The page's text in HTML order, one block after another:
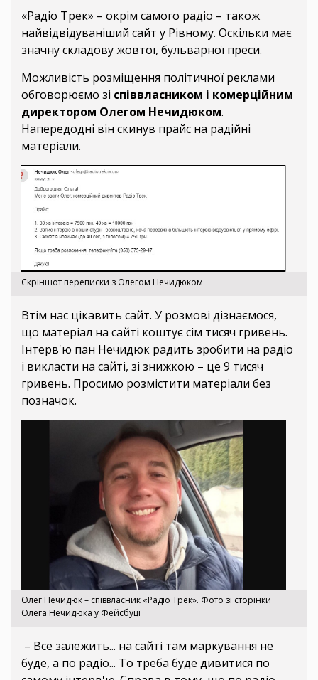
«Радіо Трек» – окрім самого радіо – також
найвідвідуваніший сайт у Рівному. Оскільки має
значну складову жовтої, бульварної преси.
Можливість розміщення політичної реклами
обговорюємо зі співвласником і комерційним
директором Олегом Нечидюком.
Напередодні він скинув прайс на радійні
матеріали.
Скріншот переписки з Олегом Нечидюком
Втім нас цікавить сайт. У розмові дізнаємося,
що матеріал на сайті коштує сім тисяч гривень.
Інтерв'ю пан Нечидюк радить зробити на радіо
і викласти на сайті, зі знижкою – це 9 тисяч
гривень. Просимо розмістити матеріали без
позначок.
Олег Нечидюк – співвласник «Радіо Трек». Фото зі сторінки
Олега Нечидюка у Фейсбуці
– Все залежить... на сайті там маркування не
буде, а по радіо... То треба буде дивитися по